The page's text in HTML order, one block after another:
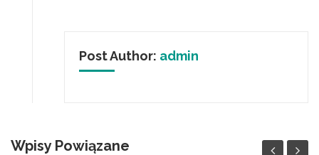
Post Author: admin
Wpisy Powiązane